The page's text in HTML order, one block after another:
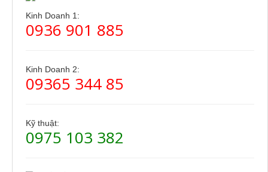
Kinh Doanh 1:
0936 901 885
Kinh Doanh 2:
09365 344 85
Kỹ thuật:
0975 103 382